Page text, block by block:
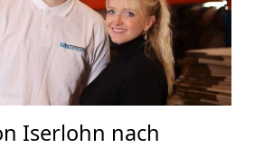
Iserlohn nach